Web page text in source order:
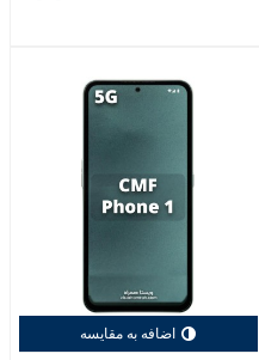
اضافه به مقایسه